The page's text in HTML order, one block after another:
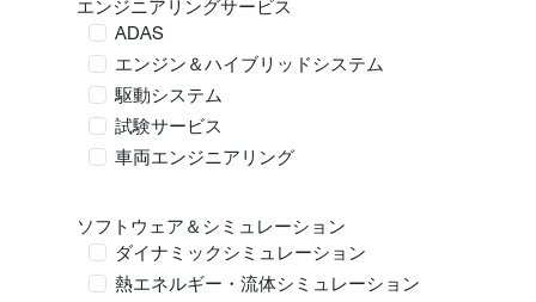
エンジニアリングサービス
ADAS
エンジン＆ハイブリッドシステム
駆動システム
試験サービス
車両エンジニアリング
ソフトウェア＆シミュレーション
ダイナミックシミュレーション
熱エネルギー・流体シミュレーション